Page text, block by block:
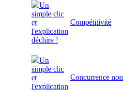
Un
simple clic
et
l'explication
déchire !
Compétitivité
Un
simple clic
et
l'explication
Concurrence